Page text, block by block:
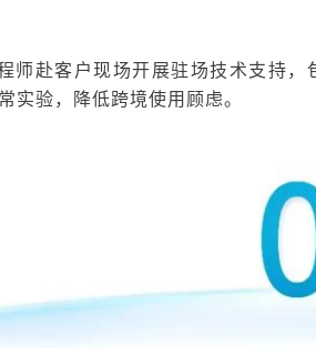
师赴客户现场开展驻场技术支持，
实验，降低跨境使用顾虑。